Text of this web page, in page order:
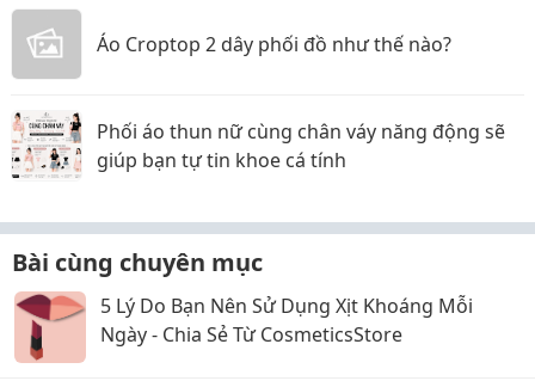
Áo Croptop 2 dây phối đồ như thế nào?
Phối áo thun nữ cùng chân váy năng động sẽ
giúp bạn tự tin khoe cá tính
Bài cùng chuyên mục
5 Lý Do Bạn Nên Sử Dụng Xịt Khoáng Mỗi
Ngày - Chia Sẻ Từ CosmeticsStore